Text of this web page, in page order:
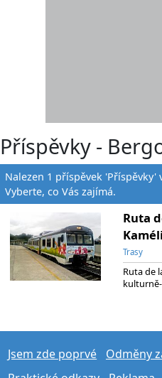
Příspěvky -
Nalezen 1 příspěvek
Vyberte, co Vás zajímá.
Ruta
Trasy
Ruta de
Jsem zde poprvé
Odměny